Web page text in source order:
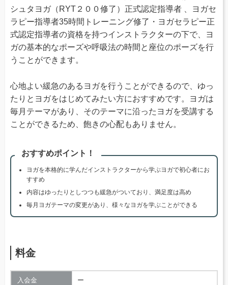
シュタヨガ（RYT２００修了）正式認定指導者 、ヨガセ
ラピー指導者35時間トレーニング修了・ヨガセラピー正
式認定指導者の資格を持つインストラクターの下で、ヨ
ガの基本的なポーズや呼吸法の時間と座位のポーズを行
うことができます。
心地よい緩急のあるヨガを行うことができるので、ゆっ
たりとヨガをはじめてみたい方におすすめです。ヨガは
毎月テーマがあり、そのテーマに沿ったヨガを受講する
ことができるため、飽きの心配もありません。
おすすめポイント！
ヨガを本格的に学んだインストラクターから学ぶヨガで初心者にお
すすめ
内容はゆったりとしつつも緩急がついており、満足度は高め
毎月ヨガテーマの変更があり、様々なヨガを学ぶことができる
料金
入会金 ー